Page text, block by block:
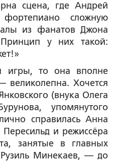
сцена, где Андрей
сложную
из фанатов Джона
Принцип у них такой:
игры, то она вполне
великолепна. Хочется
(внука Олега
упомянутого
справилась Анна
и режиссёра
занятые в главных
Минекаев, — до